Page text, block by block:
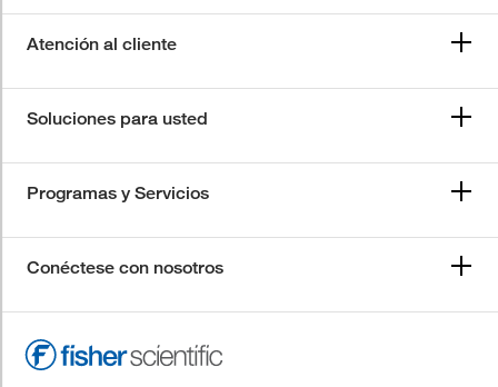
Atención al cliente
Soluciones para usted
Programas y Servicios
Conéctese con nosotros